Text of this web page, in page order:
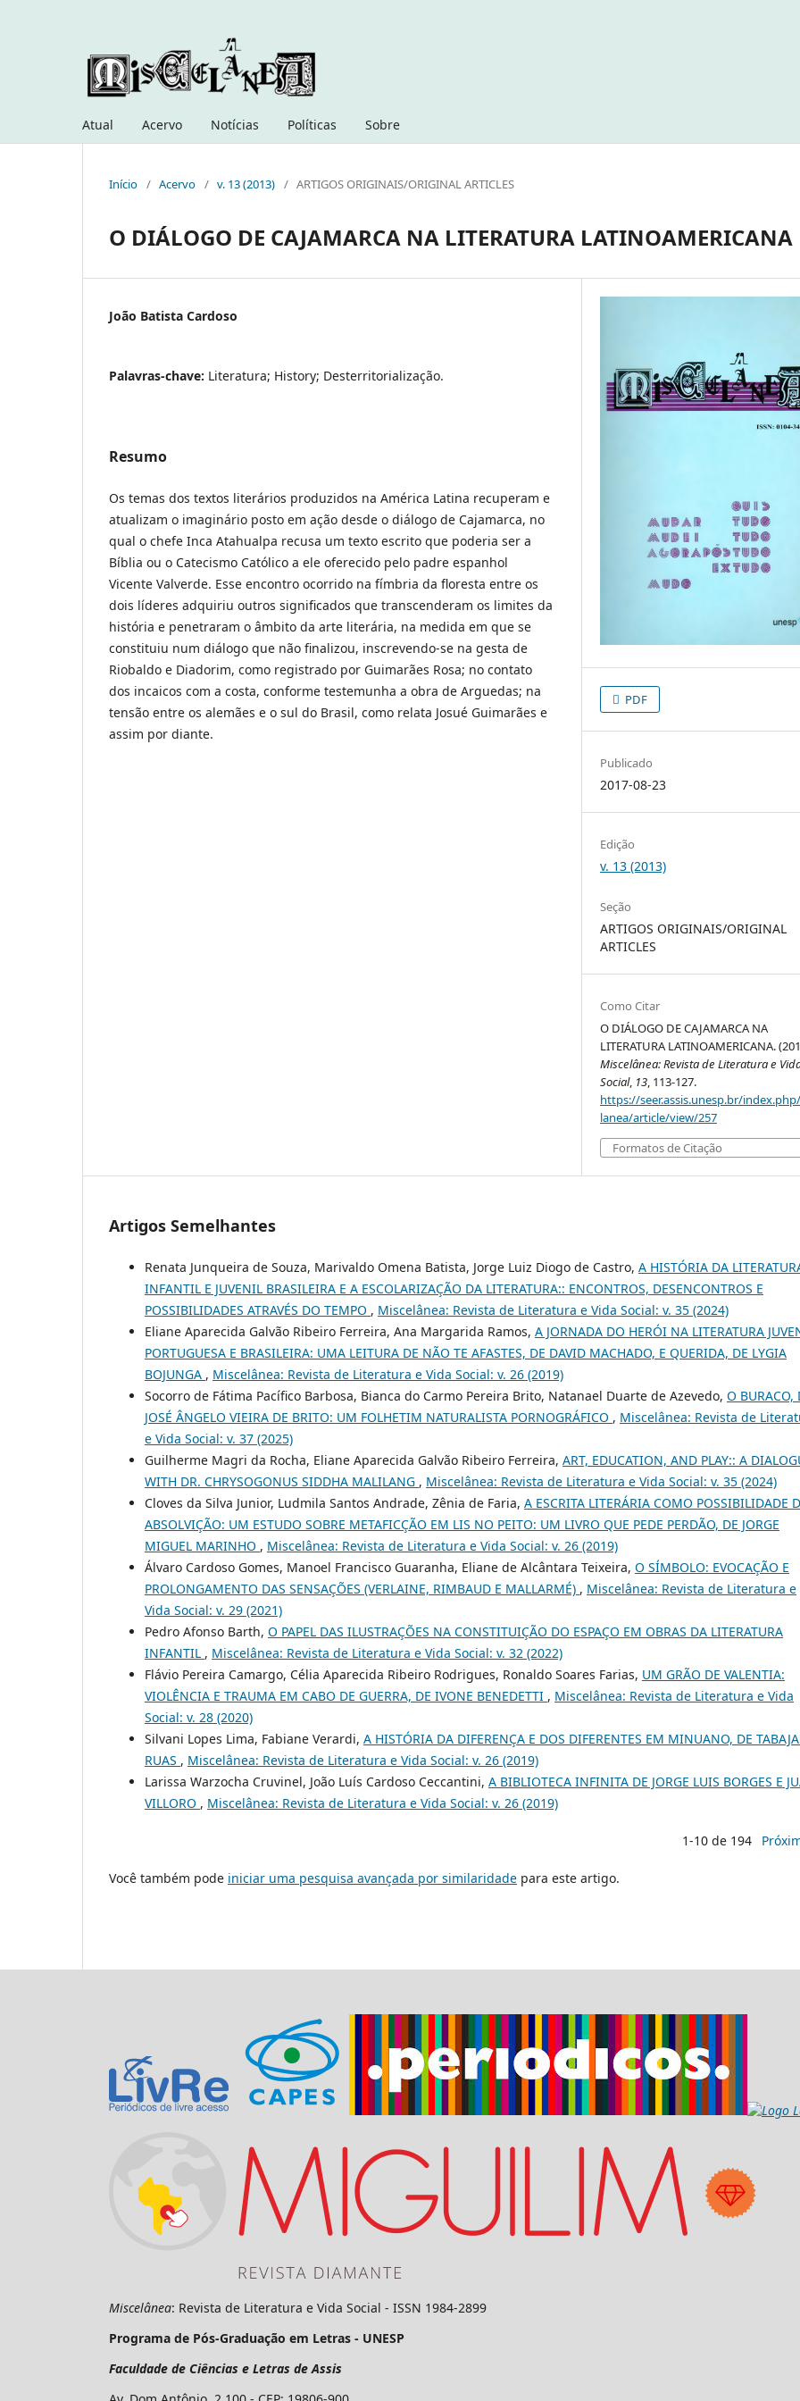
Atual Acervo Notícias Políticas Sobre
Início / Acervo / v. 13 (2013) / ARTIGOS ORIGINAIS/ORIGINAL ARTICLES
O DIÁLOGO DE CAJAMARCA NA LITERATURA LATINOAMERICANA
João Batista Cardoso
Palavras-chave: Literatura; History; Desterritorialização.
Resumo
Os temas dos textos literários produzidos na América Latina recuperam e
atualizam o imaginário posto em ação desde o diálogo de Cajamarca, no
qual o chefe Inca Atahualpa recusa um texto escrito que poderia ser a
Bíblia ou o Catecismo Católico a ele oferecido pelo padre espanhol
Vicente Valverde. Esse encontro ocorrido na fímbria da floresta entre os
dois líderes adquiriu outros significados que transcenderam os limites da
história e penetraram o âmbito da arte literária, na medida em que se
constituiu num diálogo que não finalizou, inscrevendo-se na gesta de
Riobaldo e Diadorim, como registrado por Guimarães Rosa; no contato
dos incaicos com a costa, conforme testemunha a obra de Arguedas; na
tensão entre os alemães e o sul do Brasil, como relata Josué Guimarães e
assim por diante.
PDF
Publicado
2017-08-23
Edição
v. 13 (2013)
Seção
ARTIGOS ORIGINAIS/ORIGINAL
ARTICLES
Como Citar
O DIÁLOGO DE CAJAMARCA NA
LITERATURA LATINOAMERICANA.
Miscelânea: Revista de Literatura e
Social, 13, 113-127.
https://seer.assis.unesp.br/
lanea/article/view/257
Formatos de Citação
Artigos Semelhantes
Renata Junqueira de Souza, Marivaldo Omena Batista, Jorge Luiz Diogo de Castro, A HISTÓRIA DA
INFANTIL E JUVENIL BRASILEIRA E A ESCOLARIZAÇÃO DA LITERATURA:: ENCONTROS, DESENCONTROS E
POSSIBILIDADES ATRAVÉS DO TEMPO , Miscelânea: Revista de Literatura e Vida Social: v. 35 (2024)
Eliane Aparecida Galvão Ribeiro Ferreira, Ana Margarida Ramos, A JORNADA DO HERÓI NA LITERATURA
PORTUGUESA E BRASILEIRA: UMA LEITURA DE NÃO TE AFASTES, DE DAVID MACHADO, E QUERIDA, DE LYGIA
BOJUNGA , Miscelânea: Revista de Literatura e Vida Social: v. 26 (2019)
Socorro de Fátima Pacífico Barbosa, Bianca do Carmo Pereira Brito, Natanael Duarte de Azevedo, O BURACO,
JOSÉ ÂNGELO VIEIRA DE BRITO: UM FOLHETIM NATURALISTA PORNOGRÁFICO , Miscelânea: Revista de
e Vida Social: v. 37 (2025)
Guilherme Magri da Rocha, Eliane Aparecida Galvão Ribeiro Ferreira, ART, EDUCATION, AND PLAY:: A
WITH DR. CHRYSOGONUS SIDDHA MALILANG , Miscelânea: Revista de Literatura e Vida Social: v. 35 (2024)
Cloves da Silva Junior, Ludmila Santos Andrade, Zênia de Faria, A ESCRITA LITERÁRIA COMO POSSIBILIDADE
ABSOLVIÇÃO: UM ESTUDO SOBRE METAFICÇÃO EM LIS NO PEITO: UM LIVRO QUE PEDE PERDÃO, DE JORGE
MIGUEL MARINHO , Miscelânea: Revista de Literatura e Vida Social: v. 26 (2019)
Álvaro Cardoso Gomes, Manoel Francisco Guaranha, Eliane de Alcântara Teixeira, O SÍMBOLO: EVOCAÇÃO E
PROLONGAMENTO DAS SENSAÇÕES (VERLAINE, RIMBAUD E MALLARMÉ) , Miscelânea: Revista de Literatura e
Vida Social: v. 29 (2021)
Pedro Afonso Barth, O PAPEL DAS ILUSTRAÇÕES NA CONSTITUIÇÃO DO ESPAÇO EM OBRAS DA LITERATURA
INFANTIL , Miscelânea: Revista de Literatura e Vida Social: v. 32 (2022)
Flávio Pereira Camargo, Célia Aparecida Ribeiro Rodrigues, Ronaldo Soares Farias, UM GRÃO DE VALENTIA:
VIOLÊNCIA E TRAUMA EM CABO DE GUERRA, DE IVONE BENEDETTI , Miscelânea: Revista de Literatura e Vida
Social: v. 28 (2020)
Silvani Lopes Lima, Fabiane Verardi, A HISTÓRIA DA DIFERENÇA E DOS DIFERENTES EM MINUANO, DE
RUAS , Miscelânea: Revista de Literatura e Vida Social: v. 26 (2019)
Larissa Warzocha Cruvinel, João Luís Cardoso Ceccantini, A BIBLIOTECA INFINITA DE JORGE LUIS BORGES E
VILLORO , Miscelânea: Revista de Literatura e Vida Social: v. 26 (2019)
1-10 de 194
Você também pode iniciar uma pesquisa avançada por similaridade para este artigo.
Miscelânea: Revista de Literatura e Vida Social - ISSN 1984-2899
Programa de Pós-Graduação em Letras - UNESP
Faculdade de Ciências e Letras de Assis